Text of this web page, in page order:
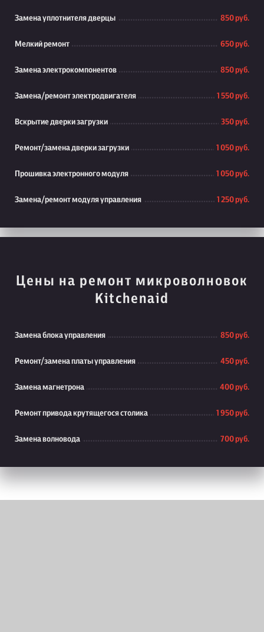
Замена уплотнителя дверцы 850 руб.
Мелкий ремонт 650 руб.
Замена электрокомпонентов 850 руб.
Замена/ремонт электродвигателя 1 550 руб.
Вскрытие дверки загрузки 350 руб.
Ремонт/замена дверки загрузки 1 050 руб.
Прошивка электронного модуля 1 050 руб.
Замена/ремонт модуля управления 1 250 руб.
Цены на ремонт микроволновок
Kitchenaid
Замена блока управления 850 руб.
Ремонт/замена платы управления 450 руб.
Замена магнетрона 400 руб.
Ремонт привода крутящегося столика 1 950 руб.
Замена волновода 700 руб.